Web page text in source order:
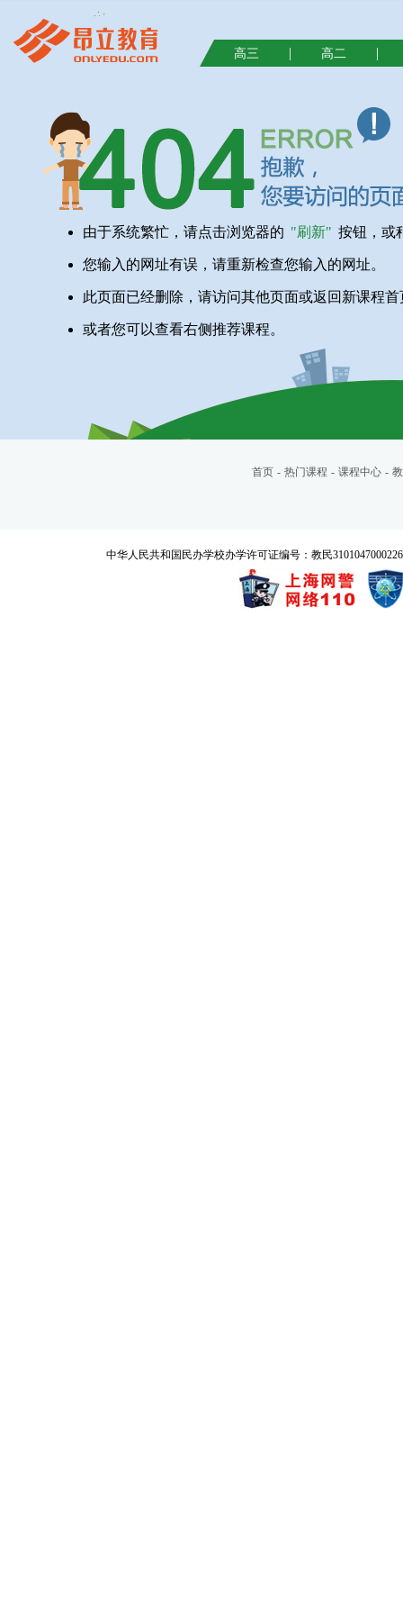
高三 | 高二 |
由于系统繁忙，请点击浏览器的 "刷新" 按钮，或
您输入的网址有误，请重新检查您输入的网址。
此页面已经删除，请访问其他页面或返回新课程首
或者您可以查看右侧推荐课程。
首页 - 热门课程 - 课程中心 -
中华人民共和国民办学校办学许可证编号：教民